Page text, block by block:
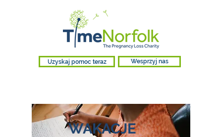
Uzyskaj pomoc teraz Wesprzyj nas
WAKACJE